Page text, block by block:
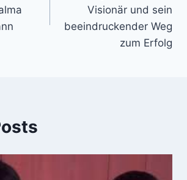
Visionär und sein
beeindruckender Weg
zum Erfolg